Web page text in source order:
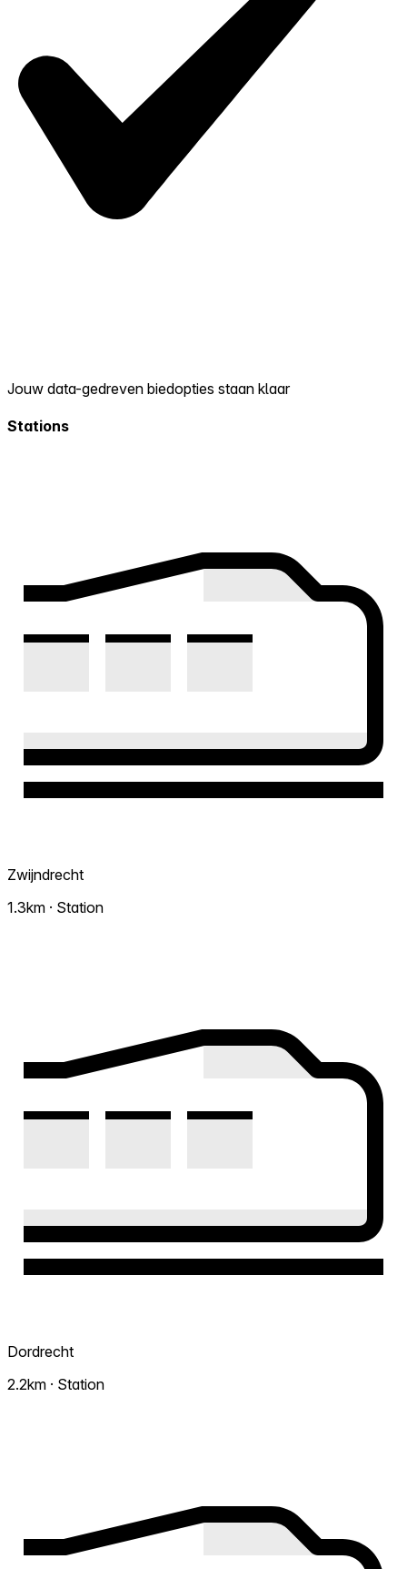
Jouw data-gedreven biedopties staan klaar
Stations
Zwijndrecht
1.3km · Station
Dordrecht
2.2km · Station